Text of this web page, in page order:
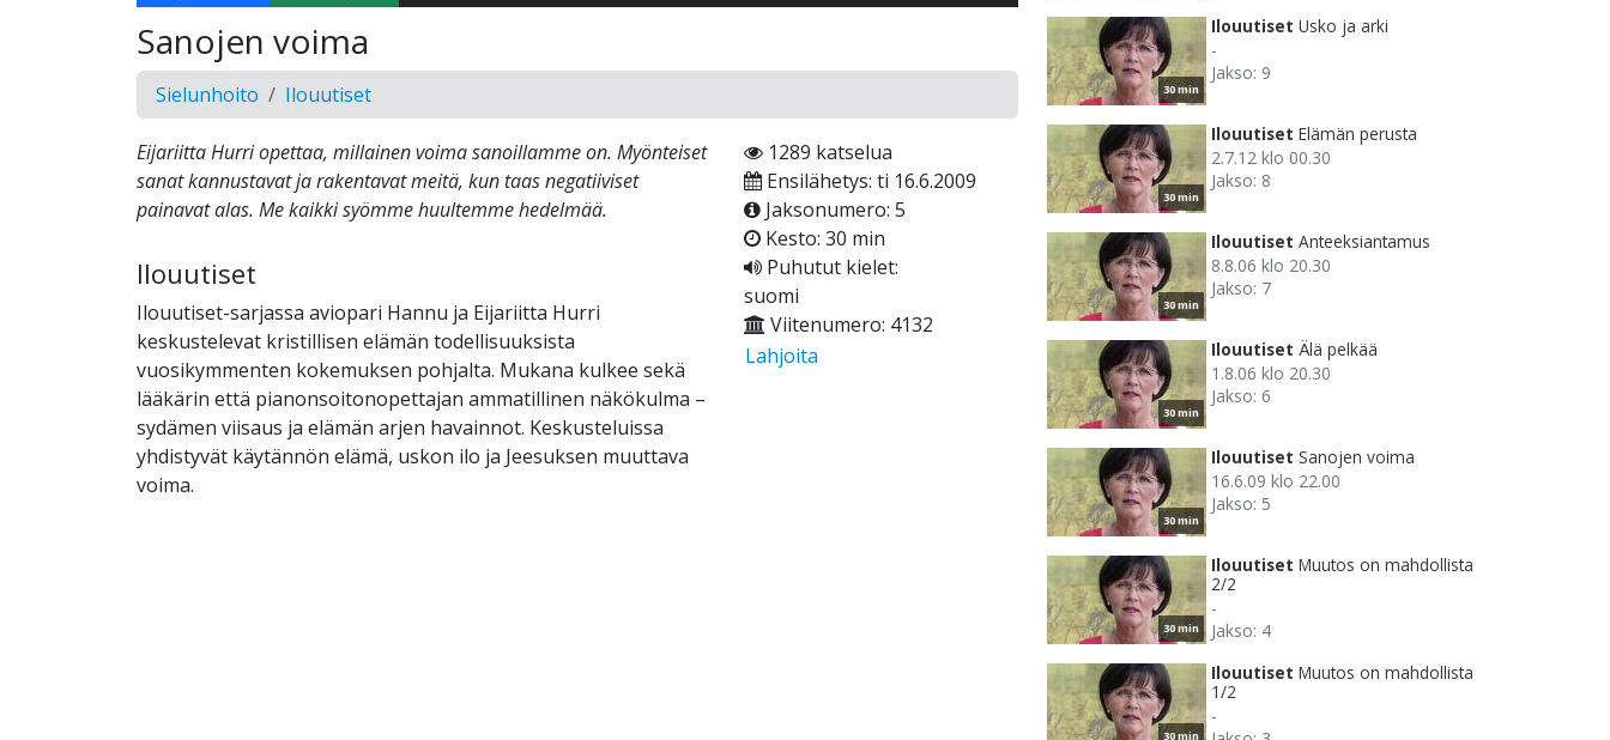
Sanojen voima
Sielunhoito Ilouutiset
Eijariitta Hurri opettaa, millainen voima sanoillamme on. Myönteiset
sanat kannustavat ja rakentavat meitä, kun taas negatiiviset
painavat alas. Me kaikki syömme huultemme hedelmää.
Ilouutiset
Ilouutiset-sarjassa aviopari Hannu ja Eijariitta Hurri
keskustelevat kristillisen elämän todellisuuksista
vuosikymmenten kokemuksen pohjalta. Mukana kulkee sekä
lääkärin että pianonsoitonopettajan ammatillinen näkökulma –
sydämen viisaus ja elämän arjen havainnot. Keskusteluissa
yhdistyvät käytännön elämä, uskon ilo ja Jeesuksen muuttava
voima.
1289 katselua
Ensilähetys: ti 16.6.2009
Jaksonumero: 5
Kesto: 30 min
Puhutut kielet:
suomi
Viitenumero: 4132
Lahjoita
30 min
Ilouutiset Usko ja arki
-
Jakso: 9
30 min
Ilouutiset Elämän perusta
2.7.12 klo 00.30
Jakso: 8
30 min
Ilouutiset Anteeksiantamus
8.8.06 klo 20.30
Jakso: 7
30 min
Ilouutiset Älä pelkää
1.8.06 klo 20.30
Jakso: 6
30 min
Ilouutiset Sanojen voima
16.6.09 klo 22.00
Jakso: 5
30 min
Ilouutiset Muutos on mahdollista
2/2
-
Jakso: 4
30 min
Ilouutiset Muutos on mahdollista
1/2
-